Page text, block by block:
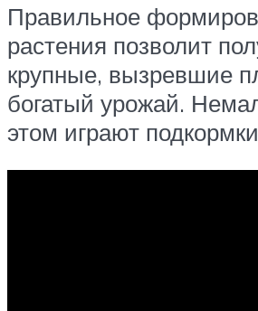
Правильное
растения позволит
крупные, вызревшие
богатый урожай.
этом играют